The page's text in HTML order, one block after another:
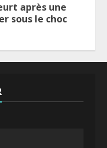
après une
sous le choc